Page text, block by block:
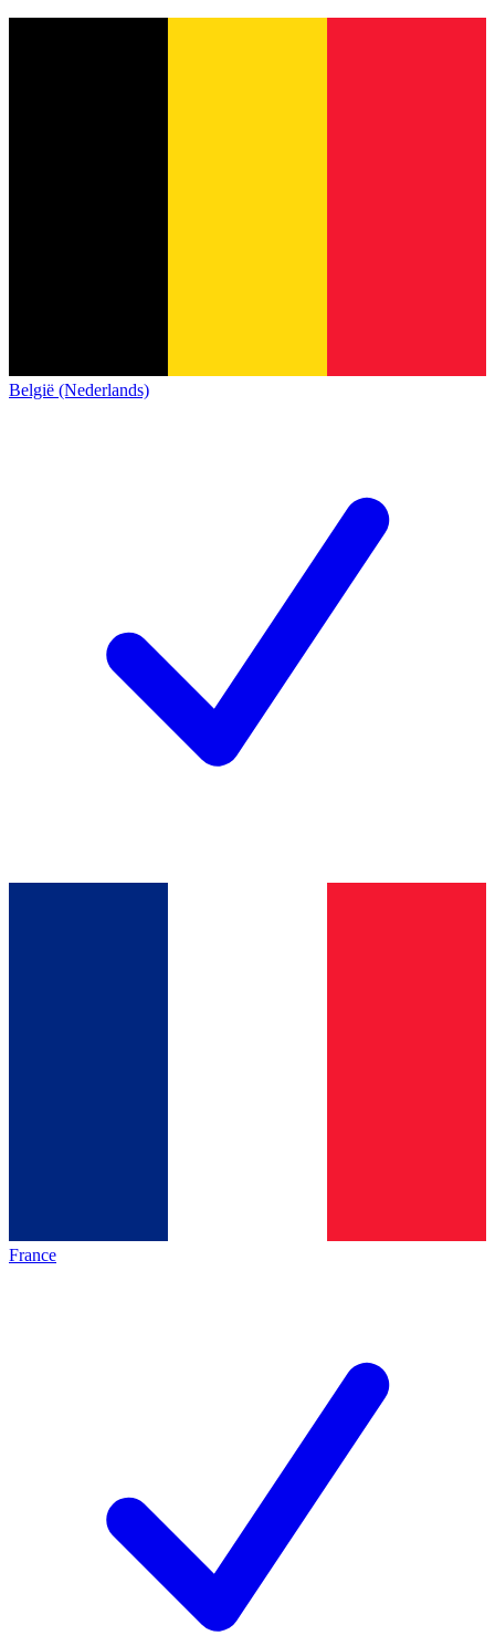
België (Nederlands)
France